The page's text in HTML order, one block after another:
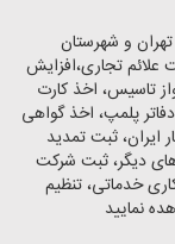
و شهرستان
علائم تجاری،افزایش
تاسیس، اخذ کارت
پلمپ، اخذ گواهی
ایران، ثبت تمدید
دیگر، ثبت شرکت
خدماتی، تنظیم
نمایید